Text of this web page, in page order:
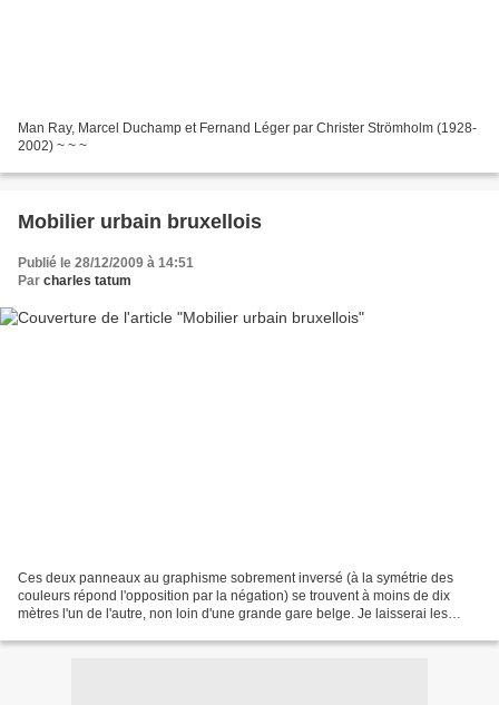
Man Ray, Marcel Duchamp et Fernand Léger par Christer Strömholm (1928-
2002) ~ ~ ~
Mobilier urbain bruxellois
Publié le 28/12/2009 à 14:51
Par charles tatum
Ces deux panneaux au graphisme sobrement inversé (à la symétrie des
couleurs répond l'opposition par la négation) se trouvent à moins de dix
mètres l'un de l'autre, non loin d'une grande gare belge. Je laisserai les